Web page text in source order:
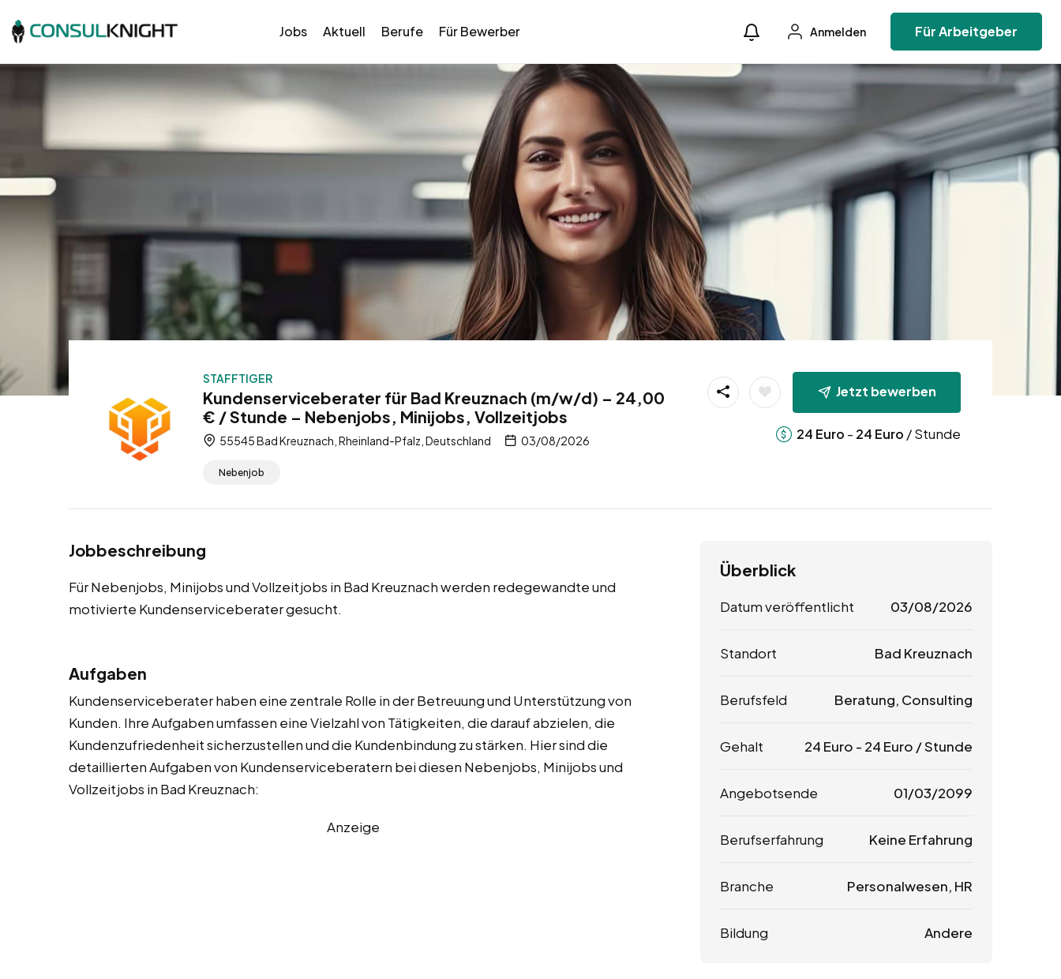
Jobs Aktuell Berufe Für Bewerber Anmelden Für Arbeitgeber
STAFFTIGER
Kundenserviceberater für Bad Kreuznach (m/w/d) – 24,00
€ / Stunde – Nebenjobs, Minijobs, Vollzeitjobs
55545 Bad Kreuznach, Rheinland-Pfalz, Deutschland 03/08/2026
Nebenjob
Jetzt bewerben
24 Euro - 24 Euro / Stunde
Jobbeschreibung
Für Nebenjobs, Minijobs und Vollzeitjobs in Bad Kreuznach werden redegewandte und
motivierte Kundenserviceberater gesucht.
Aufgaben
Kundenserviceberater haben eine zentrale Rolle in der Betreuung und Unterstützung von
Kunden. Ihre Aufgaben umfassen eine Vielzahl von Tätigkeiten, die darauf abzielen, die
Kundenzufriedenheit sicherzustellen und die Kundenbindung zu stärken. Hier sind die
detaillierten Aufgaben von Kundenserviceberatern bei diesen Nebenjobs, Minijobs und
Vollzeitjobs in Bad Kreuznach:
Anzeige
Überblick
Datum veröffentlicht 03/08/2026
Standort Bad Kreuznach
Berufsfeld Beratung, Consulting
Gehalt 24 Euro - 24 Euro / Stunde
Angebotsende 01/03/2099
Berufserfahrung Keine Erfahrung
Branche Personalwesen, HR
Bildung Andere